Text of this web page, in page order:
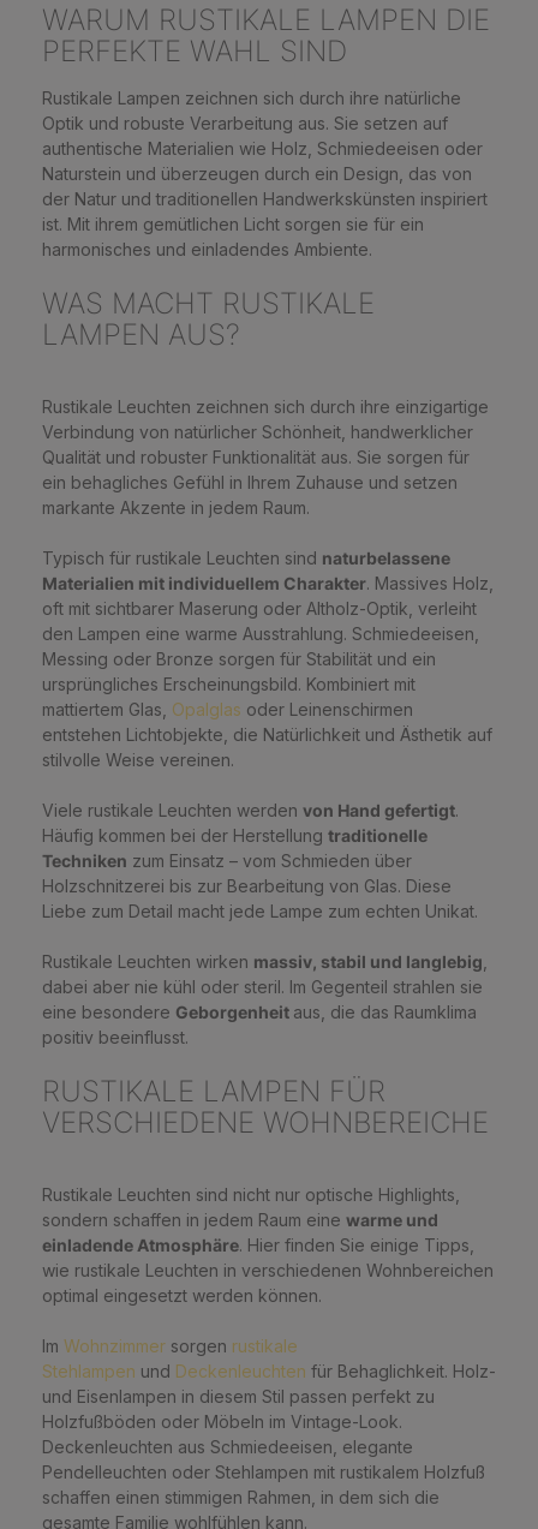
WARUM RUSTIKALE LAMPEN DIE
PERFEKTE WAHL SIND
Rustikale Lampen zeichnen sich durch ihre natürliche
Optik und robuste Verarbeitung aus. Sie setzen auf
authentische Materialien wie Holz, Schmiedeeisen oder
Naturstein und überzeugen durch ein Design, das von
der Natur und traditionellen Handwerkskünsten inspiriert
ist. Mit ihrem gemütlichen Licht sorgen sie für ein
harmonisches und einladendes Ambiente.
WAS MACHT RUSTIKALE
LAMPEN AUS?
Rustikale Leuchten zeichnen sich durch ihre einzigartige
Verbindung von natürlicher Schönheit, handwerklicher
Qualität und robuster Funktionalität aus. Sie sorgen für
ein behagliches Gefühl in Ihrem Zuhause und setzen
markante Akzente in jedem Raum.
Typisch für rustikale Leuchten sind naturbelassene
Materialien mit individuellem Charakter. Massives Holz,
oft mit sichtbarer Maserung oder Altholz-Optik, verleiht
den Lampen eine warme Ausstrahlung. Schmiedeeisen,
Messing oder Bronze sorgen für Stabilität und ein
ursprüngliches Erscheinungsbild. Kombiniert mit
mattiertem Glas, Opalglas oder Leinenschirmen
entstehen Lichtobjekte, die Natürlichkeit und Ästhetik auf
stilvolle Weise vereinen.
Viele rustikale Leuchten werden von Hand gefertigt.
Häufig kommen bei der Herstellung traditionelle
Techniken zum Einsatz – vom Schmieden über
Holzschnitzerei bis zur Bearbeitung von Glas. Diese
Liebe zum Detail macht jede Lampe zum echten Unikat.
Rustikale Leuchten wirken massiv, stabil und langlebig
dabei aber nie kühl oder steril. Im Gegenteil strahlen sie
eine besondere Geborgenheit aus, die das Raumklima
positiv beeinflusst.
RUSTIKALE LAMPEN FÜR
VERSCHIEDENE WOHNBEREICHE
Rustikale Leuchten sind nicht nur optische Highlights,
sondern schaffen in jedem Raum eine warme und
einladende Atmosphäre. Hier finden Sie einige Tipps,
wie rustikale Leuchten in verschiedenen Wohnbereichen
optimal eingesetzt werden können.
Im Wohnzimmer sorgen rustikale
Stehlampen und Deckenleuchten für Behaglichkeit. Holz-
und Eisenlampen in diesem Stil passen perfekt zu
Holzfußböden oder Möbeln im Vintage-Look.
Deckenleuchten aus Schmiedeeisen, elegante
Pendelleuchten oder Stehlampen mit rustikalem Holzfuß
schaffen einen stimmigen Rahmen, in dem sich die
gesamte Familie wohlfühlen kann.